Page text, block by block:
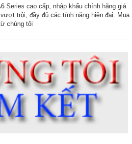
Series cao cấp, nhập khẩu chính hãng giá
trội, đầy đủ các tính năng hiện đại. Mua
chúng tôi